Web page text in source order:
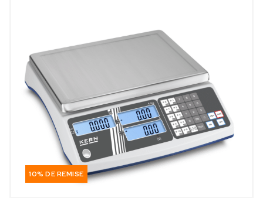
10% DE REMISE